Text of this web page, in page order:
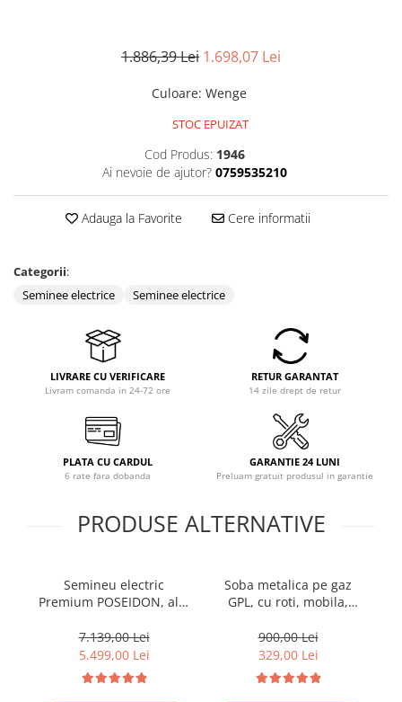
1.886,39 Lei 1.698,07 Lei
Culoare: Wenge
STOC EPUIZAT
Cod Produs: 1946
Ai nevoie de ajutor? 0759535210
Adauga la Favorite Cere informatii
Categorii:
Seminee electrice
Seminee electrice
LIVRARE CU VERIFICARE
Livram comanda in 24-72 ore
RETUR GARANTAT
14 zile drept de retur
PLATA CU CARDUL
6 rate fara dobanda
GARANTIE 24 LUNI
Preluam gratuit produsul in garantie
PRODUSE ALTERNATIVE
Semineu electric
Premium POSEIDON, alb,
:700*2000*330 mm, efect
3D, telecomanda
7.139,00 Lei
5.499,00 Lei
Soba metalica pe gaz
GPL, cu roti, mobila,
putere, negru
900,00 Lei
329,00 Lei